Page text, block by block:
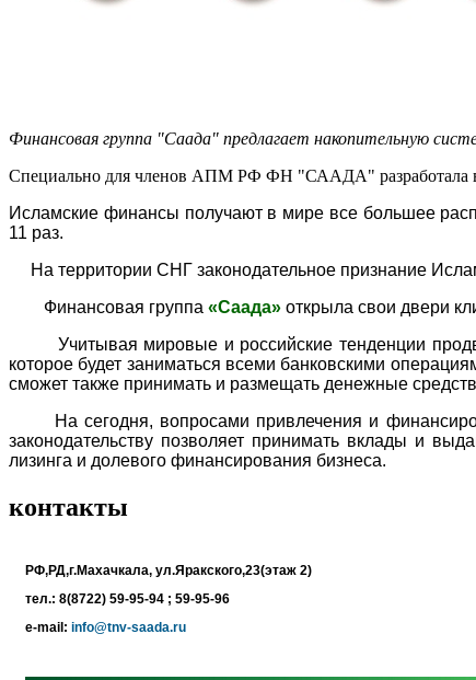
Финансовая группа "Саада" предлагает накопительную
Специально для членов АПМ РФ ФН "СААДА" разработала
Исламские финансы получают в мире все большее
11 раз.
На территории СНГ законодательное признание
Финансовая группа «Саада» открыла свои двери
Учитывая мировые и российские тенденции
которое будет заниматься всеми банковскими
сможет также принимать и размещать денежные
На сегодня, вопросами привлечения и
законодательству позволяет принимать вклады и
лизинга и долевого финансирования бизнеса.
контакты
РФ,РД,г.Махачкала, ул.Яракского,23(этаж 2)
тел.: 8(8722) 59-95-94 ; 59-95-96
e-mail: info@tnv-saada.ru